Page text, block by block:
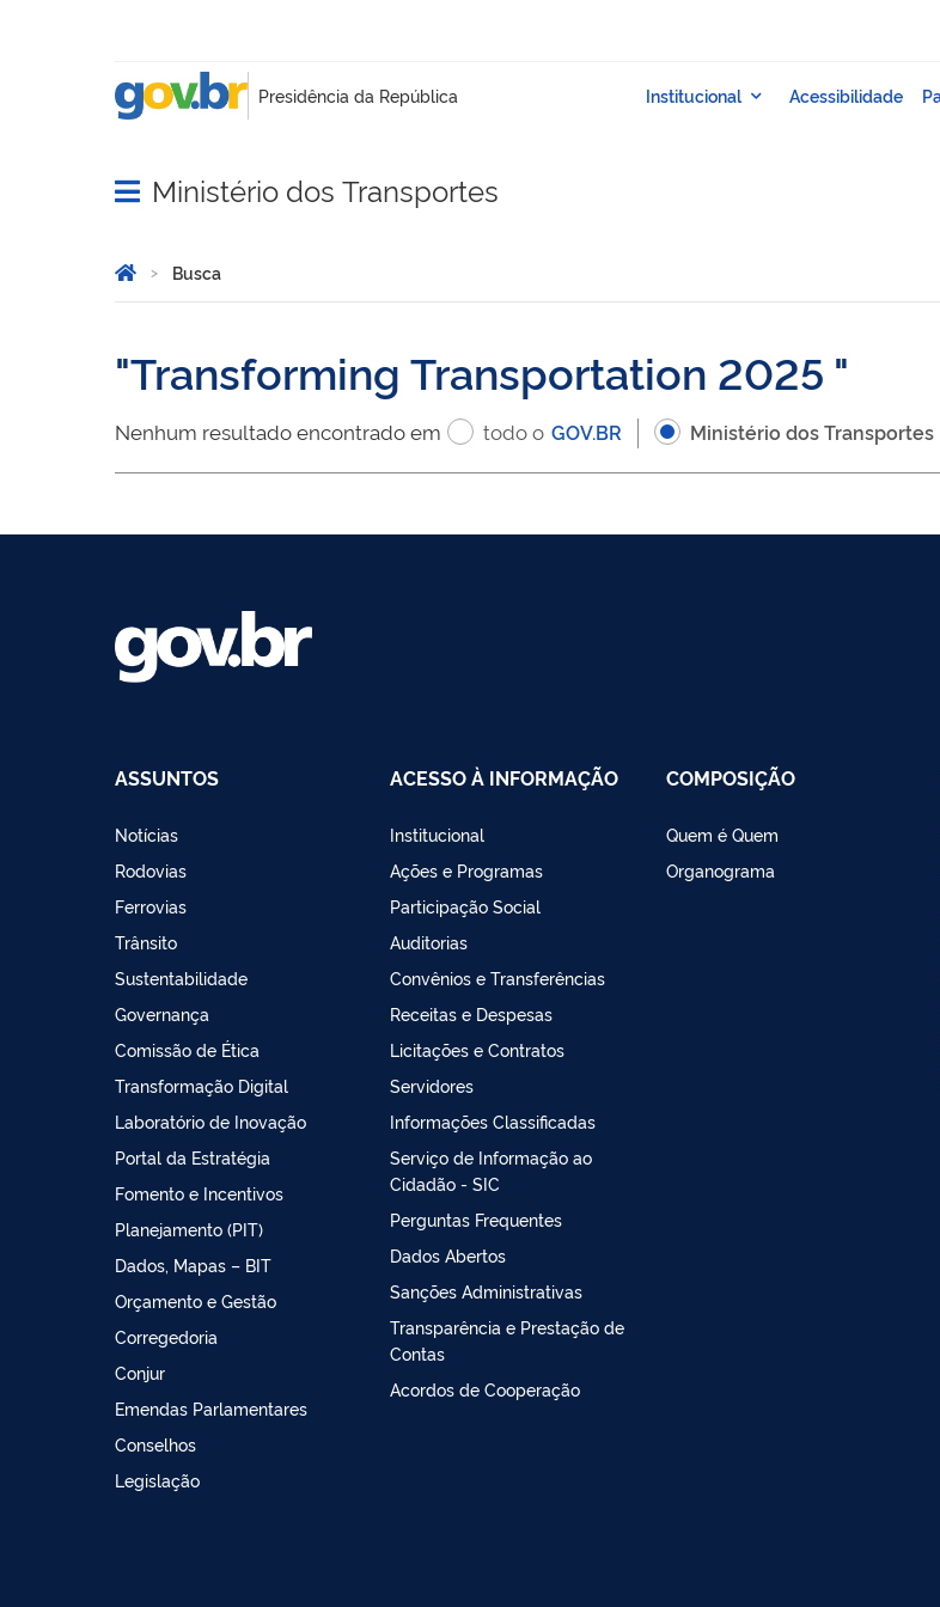
Abrir menu principal de navegação
Ministério dos Transportes
Você está aqui:
Página Inicial
Busca
Transforming Transportation 2025
Nenhum resultado encontrado em todo o GOV.BR Ministério dos Transportes
ASSUNTOS
Notícias
Rodovias
Ferrovias
Trânsito
Sustentabilidade
Governança
Comissão de Ética
Transformação Digital
Laboratório de Inovação
Portal da Estratégia
Fomento e Incentivos
Planejamento (PIT)
Dados, Mapas – BIT
Orçamento e Gestão
Corregedoria
Conjur
Emendas Parlamentares
Conselhos
Legislação
ACESSO À INFORMAÇÃO
Institucional
Ações e Programas
Participação Social
Auditorias
Convênios e Transferências
Receitas e Despesas
Licitações e Contratos
Servidores
Informações Classificadas
Serviço de Informação ao
Cidadão - SIC
Perguntas Frequentes
Dados Abertos
Sanções Administrativas
Transparência e Prestação de
Contas
Acordos de Cooperação
COMPOSIÇÃO
Quem é Quem
Organograma